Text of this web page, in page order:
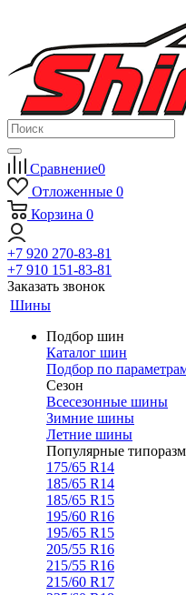
Сравнение0
Отложенные 0
Корзина 0
+7 920 270-83-81
+7 910 151-83-81
Заказать звонок
Шины
Подбор шин
Каталог шин
Подбор по
Сезон
Всесезонные шины
Зимние шины
Летние шины
Популярные
175/65 R14
185/65 R14
185/65 R15
195/60 R16
195/65 R15
205/55 R16
215/55 R16
215/60 R17